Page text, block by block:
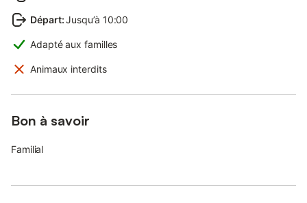
Départ:Jusqu’à 10:00
Adapté aux familles
Animaux interdits
Bon à savoir
Familial